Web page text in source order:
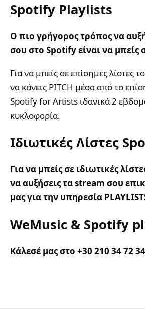
Spotify Playlists
Ο πιο γρήγορος τρόπος να
σου στο Spotify είναι να μπείς
Για να μπείς σε επίσημες λίστες
να κάνεις PITCH μέσα από το
Spotify for Artists ιδανικά 2
κυκλοφορία.
Ιδιωτικές Λίστες
Για να μπείς σε ιδιωτικές
να αυξήσεις τα stream σου
μας για την υπηρεσία
WeMusic & Spotify
Κάλεσέ μας στο +30 210 34 72